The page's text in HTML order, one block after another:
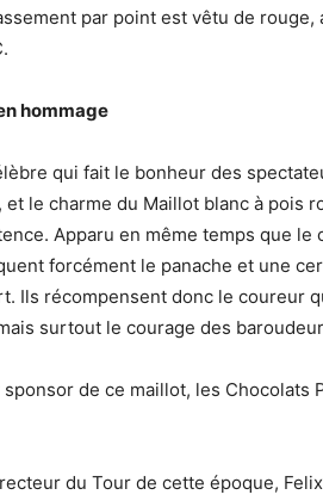
par point est vêtu de rouge,
hommage
qui fait le bonheur des
et le charme du Maillot blanc à pois
Apparu en même temps que
forcément le panache et une
Ils récompensent donc le coureur
surtout le courage des
de ce maillot, les Chocolats
du Tour de cette époque,